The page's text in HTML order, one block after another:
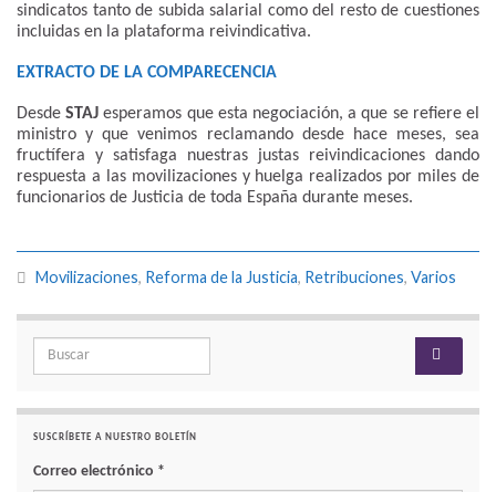
sindicatos tanto de subida salarial como del resto de cuestiones
incluidas en la plataforma reivindicativa.
EXTRACTO DE LA COMPARECENCIA
DesdeSTAJ esperamos que esta negociación, a que se refiere el
ministro y que venimos reclamando desde hace meses, sea
fructífera y satisfaga nuestras justas reivindicaciones dando
respuesta a las movilizaciones y huelga realizados por miles de
funcionarios de Justicia de toda España durante meses.
Movilizaciones, Reforma de la Justicia, Retribuciones, Varios
Search for:
SUSCRÍBETE A NUESTRO BOLETÍN
Correo electrónico *